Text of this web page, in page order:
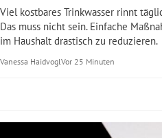
Untermenü
Untermenü
Viel kostbares Trinkwasser rinnt
Das muss nicht sein. Einfache
im Haushalt drastisch zu reduzieren.
Vanessa HaidvoglVor 25 Minuten